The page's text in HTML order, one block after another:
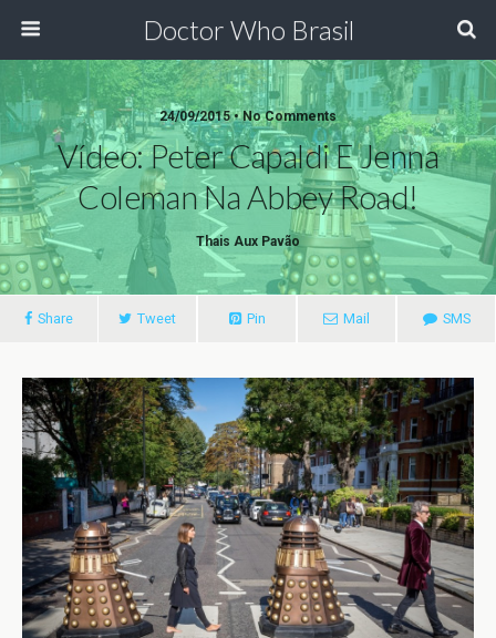
Doctor Who Brasil
24/09/2015 • No Comments
Vídeo: Peter Capaldi E Jenna
Coleman Na Abbey Road!
Thais Aux Pavão
Share Tweet Pin Mail SMS